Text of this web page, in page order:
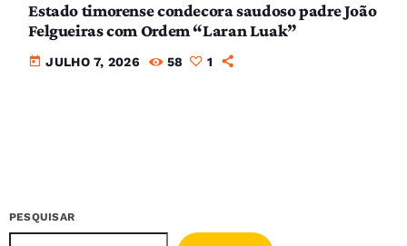
Estado timorense condecora saudoso padre João
Felgueiras com Ordem “Laran Luak”
today JULHO 7, 2026 58 1
PESQUISAR